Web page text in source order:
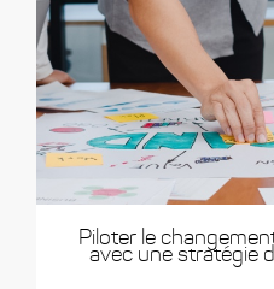
Piloter le
avec une stratégie